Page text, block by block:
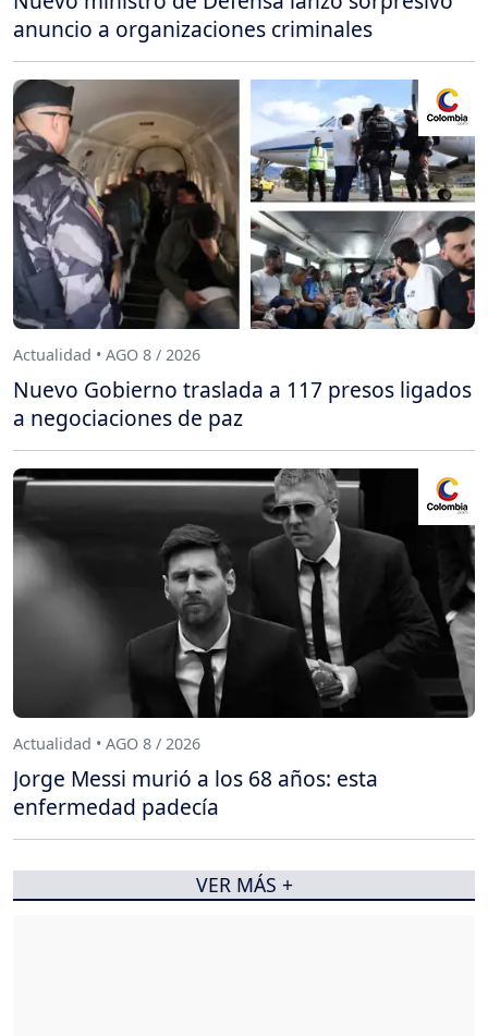
anuncio a organizaciones criminales
Actualidad • AGO 8 / 2026
Nuevo Gobierno traslada a 117 presos ligados
a negociaciones de paz
Actualidad • AGO 8 / 2026
Jorge Messi murió a los 68 años: esta
enfermedad padecía
VER MÁS +